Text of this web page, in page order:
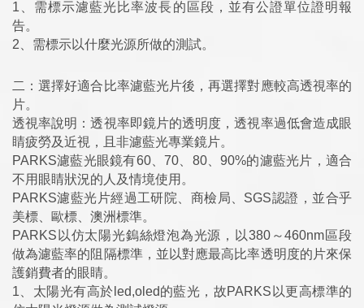
1、需標示濾藍光比率波長的區段，並有公證單位證明報
告。
2、需標示以什麼光源所做的測試。
二：選擇好適合比率濾藍光片後，再選擇對應較高透視率的
片。
透視率說明：透視率即鏡片的透明度，透視率過低會造成眼
睛疲勞及近視，且非濾藍光專業鏡片。
PARKS濾藍光眼鏡有60、70、80、90%的濾藍光片，適合
不用眼睛狀況的人及情境使用。
PARKS濾藍光片經過工研院、商檢局、SGS認證，並合乎
美標、歐標、澳洲標準。
PARKS以仿太陽光鎢絲燈泡為光源，以380～460nm區段
做為濾藍率的阻隔標準，並以對應最高比率透明度的片來保
護銷費者的眼睛。
1、太陽光有高於led,oled的藍光，故PARKS以更高標準的